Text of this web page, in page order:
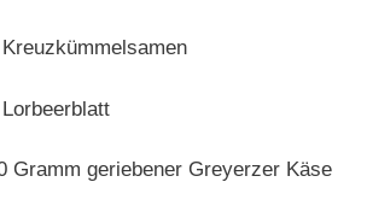
Gramm geriebener Greyerzer Käse